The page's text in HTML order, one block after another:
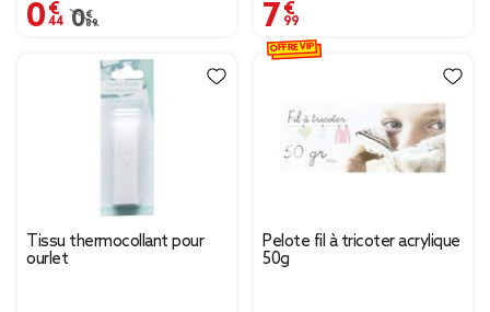
0,44 €
Prix remisé de 0,89 € à 0,44 €
0,89 €
7,99 €
Tissu thermocollant pour
ourlet
Pelote fil à tricoter acrylique
50g
OFFRE VIP